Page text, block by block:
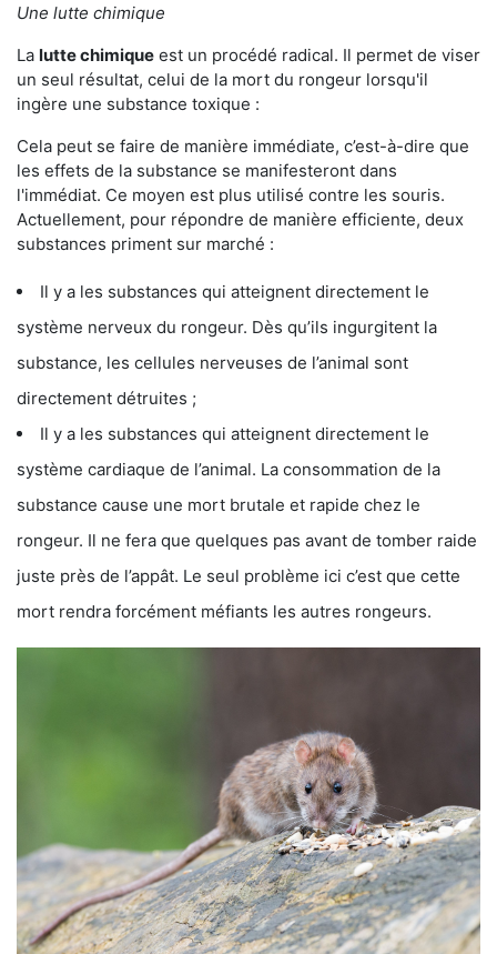
Une lutte chimique
La lutte chimique est un procédé radical. Il permet de viser
un seul résultat, celui de la mort du rongeur lorsqu'il
ingère une substance toxique :
Cela peut se faire de manière immédiate, c’est-à-dire que
les effets de la substance se manifesteront dans
l'immédiat. Ce moyen est plus utilisé contre les souris.
Actuellement, pour répondre de manière efficiente, deux
substances priment sur marché :
Il y a les substances qui atteignent directement le
système nerveux du rongeur. Dès qu’ils ingurgitent la
substance, les cellules nerveuses de l’animal sont
directement détruites ;
Il y a les substances qui atteignent directement le
système cardiaque de l’animal. La consommation de la
substance cause une mort brutale et rapide chez le
rongeur. Il ne fera que quelques pas avant de tomber raide
juste près de l’appât. Le seul problème ici c’est que cette
mort rendra forcément méfiants les autres rongeurs.